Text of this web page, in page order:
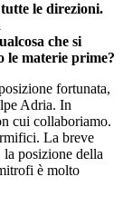
le direzioni.
che si
le materie prime?
fortunata,
Adria. In
cui collaboriamo.
La breve
la posizione della
è molto